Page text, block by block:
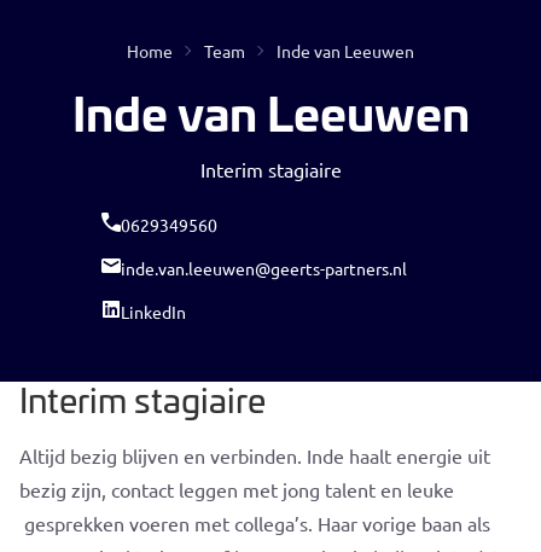
Geen resultaten gevonden
Home Team Inde van Leeuwen
Inde van Leeuwen
Interim stagiaire
0629349560
inde.van.leeuwen@geerts-partners.nl
LinkedIn
Interim stagiaire
Altijd bezig blijven en verbinden. Inde haalt energie uit
bezig zijn, contact leggen met jong talent en leuke
gesprekken voeren met collega’s. Haar vorige baan als